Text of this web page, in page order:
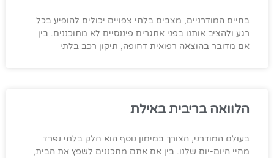
בחיים המודרניים, מצבים בלתי צפויים יכולים להופיע בכל
רגע ולהציב אותנו בפני אתגרים פיננסיים לא מתוכננים. בין
אם מדובר בהוצאה רפואית דחופה, תיקון רכב בלתי
הלוואה בריבית באילת
בעולם המודרני, הצורך במימון נוסף הוא חלק בלתי נפרד
מחיי היום-יום שלנו. בין אם אתם מתכננים לשפץ את הבית,